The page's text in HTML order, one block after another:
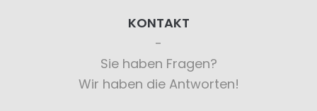
KONTAKT
Sie haben Fragen?
Wir haben die Antworten!